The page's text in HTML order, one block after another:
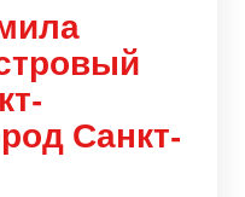
Санкт-